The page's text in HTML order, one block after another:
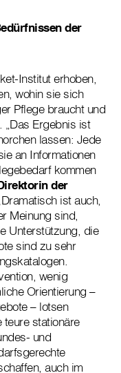
der
Institut erhoben,
wohin sie sich
Pflege braucht und
„Das Ergebnis ist
lassen: Jede
an Informationen
kommen
der
ist auch,
Meinung sind,
Unterstützung, die
sind zu sehr
wenig
Orientierung –
– lotsen
teure stationäre
und
auch im